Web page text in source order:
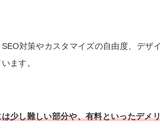
対策やカスタマイズの自由度、デザ
ます。
少し難しい部分や、有料といったデメ